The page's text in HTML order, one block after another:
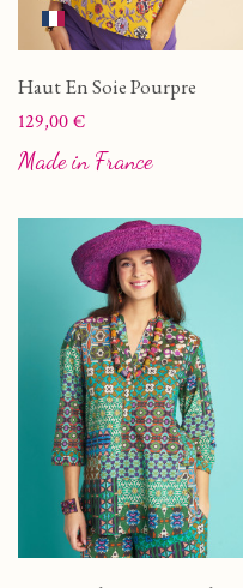
Haut En Soie Pourpre
Prix
129,00 €
Made in France